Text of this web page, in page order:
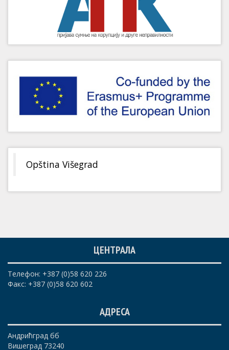
Opština Višegrad
ЦЕНТРАЛА
Телефон: +387 (0)58 620 226
Факс: +387 (0)58 620 602
АДРЕСА
Андрићград бб
Вишеград 73240